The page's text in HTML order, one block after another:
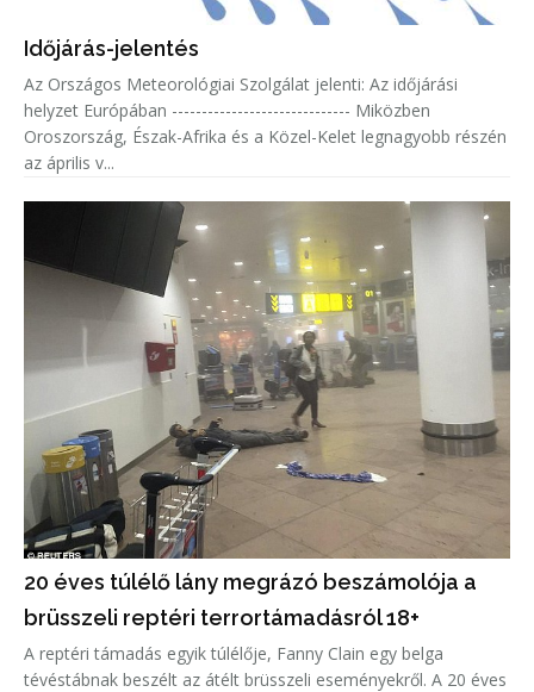
Időjárás-jelentés
Az Országos Meteorológiai Szolgálat jelenti: Az időjárási
helyzet Európában ------------------------------ Miközben
Oroszország, Észak-Afrika és a Közel-Kelet legnagyobb részén
az április v...
20 éves túlélő lány megrázó beszámolója a
brüsszeli reptéri terrortámadásról 18+
A reptéri támadás egyik túlélője, Fanny Clain egy belga
tévéstábnak beszélt az átélt brüsszeli eseményekről. A 20 éves